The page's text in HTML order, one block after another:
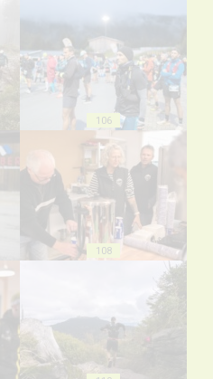
106
108